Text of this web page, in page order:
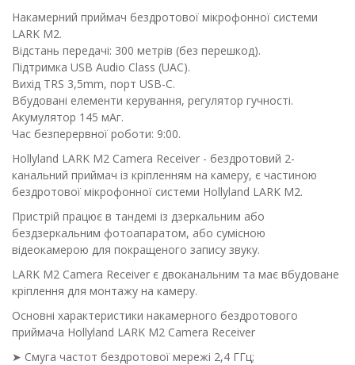
Накамерний приймач бездротової мікрофонної системи
LARK M2.
Відстань передачі: 300 метрів (без перешкод).
Підтримка USB Audio Class (UAC).
Вихід TRS 3,5mm, порт USB-C.
Вбудовані елементи керування, регулятор гучності.
Акумулятор 145 мАг.
Час безперервної роботи: 9:00.
Hollyland LARK M2 Camera Receiver - бездротовий 2-
канальний приймач із кріпленням на камеру, є частиною
бездротової мікрофонної системи Hollyland LARK M2.
Пристрій працює в тандемі із дзеркальним або
бездзеркальним фотоапаратом, або сумісною
відеокамерою для покращеного запису звуку.
LARK M2 Camera Receiver є двоканальним та має вбудоване
кріплення для монтажу на камеру.
Основні характеристики накамерного бездротового
приймача Hollyland LARK M2 Camera Receiver
➤ Смуга частот бездротової мережі 2,4 ГГц;